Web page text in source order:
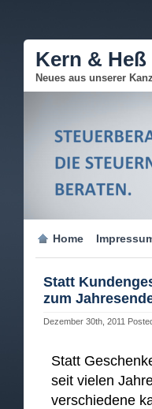
Kern &
Neues aus unserer
Home
Statt
zum
Dezember 30th, 2011
Statt
seit vielen
verschiedene